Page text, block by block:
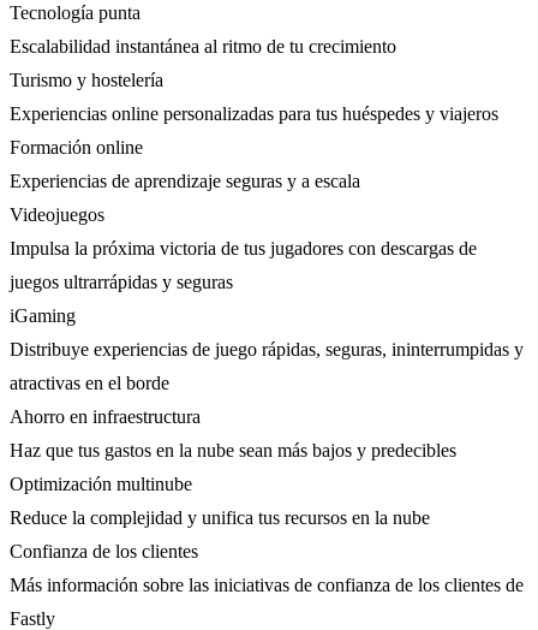
Tecnología punta
Escalabilidad instantánea al ritmo de tu crecimiento
Turismo y hostelería
Experiencias online personalizadas para tus huéspedes y viajeros
Formación online
Experiencias de aprendizaje seguras y a escala
Videojuegos
Impulsa la próxima victoria de tus jugadores con descargas de
juegos ultrarrápidas y seguras
iGaming
Distribuye experiencias de juego rápidas, seguras, ininterrumpidas y
atractivas en el borde
Ahorro en infraestructura
Haz que tus gastos en la nube sean más bajos y predecibles
Optimización multinube
Reduce la complejidad y unifica tus recursos en la nube
Confianza de los clientes
Más información sobre las iniciativas de confianza de los clientes de
Fastly